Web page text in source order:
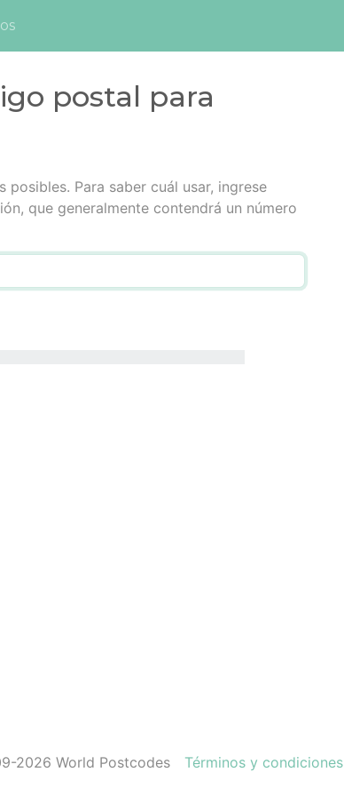
postal para
Para saber cuál usar, ingrese
que generalmente contendrá un número
2026 World Postcodes Términos y condiciones